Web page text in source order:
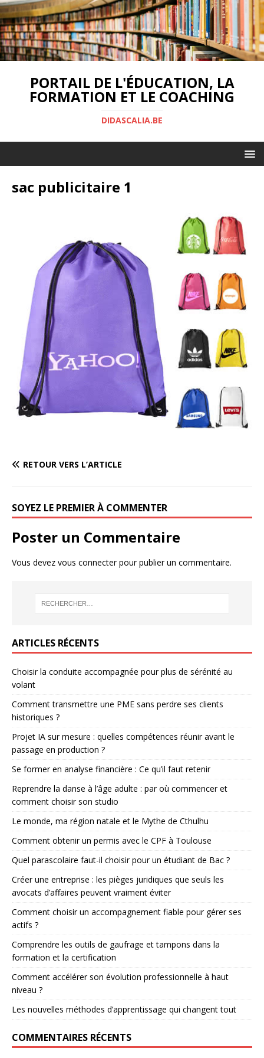
PORTAIL DE L'ÉDUCATION, LA
FORMATION ET LE COACHING
DIDASCALIA.BE
sac publicitaire 1
RETOUR VERS L’ARTICLE
SOYEZ LE PREMIER À COMMENTER
Poster un Commentaire
Vous devez vous connecterpour publier un commentaire.
ARTICLES RÉCENTS
Choisir la conduite accompagnée pour plus de sérénité au
volant
Comment transmettre une PME sans perdre ses clients
historiques ?
Projet IA sur mesure : quelles compétences réunir avant le
passage en production ?
Se former en analyse financière : Ce qu’il faut retenir
Reprendre la danse à l’âge adulte : par où commencer et
comment choisir son studio
Le monde, ma région natale et le Mythe de Cthulhu
Comment obtenir un permis avec le CPF à Toulouse
Quel parascolaire faut-il choisir pour un étudiant de Bac ?
Créer une entreprise : les pièges juridiques que seuls les
avocats d’affaires peuvent vraiment éviter
Comment choisir un accompagnement fiable pour gérer ses
actifs ?
Comprendre les outils de gaufrage et tampons dans la
formation et la certification
Comment accélérer son évolution professionnelle à haut
niveau ?
Les nouvelles méthodes d’apprentissage qui changent tout
COMMENTAIRES RÉCENTS